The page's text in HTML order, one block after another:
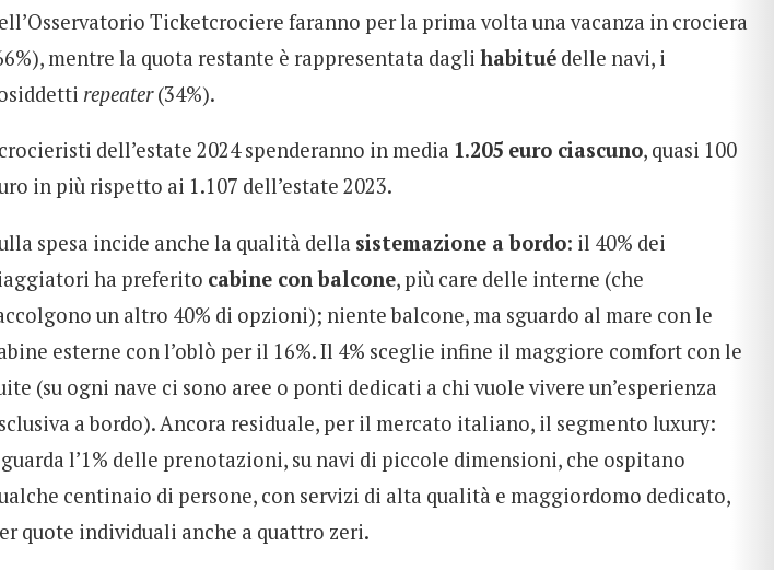
Ticketcrociere faranno per la prima volta una vacanza in crociera
mentre la quota restante è rappresentata dagli habitué delle navi, i
repeater(34%).
dell’estate 2024 spenderanno in media 1.205 euro ciascuno, quasi 100
in più rispetto ai 1.107 dell’estate 2023.
spesa incide anche la qualità della sistemazione a bordo: il 40% dei
ha preferito cabine con balcone, più care delle interne (che
un altro 40% di opzioni); niente balcone, ma sguardo al mare con le
esterne con l’oblò per il 16%. Il 4% sceglie infine il maggiore comfort con le
(su ogni nave ci sono aree o ponti dedicati a chi vuole vivere un’esperienza
a bordo). Ancora residuale, per il mercato italiano, il segmento luxury:
l’1% delle prenotazioni, su navi di piccole dimensioni, che ospitano
centinaio di persone, con servizi di alta qualità e maggiordomo dedicato,
quote individuali anche a quattro zeri.